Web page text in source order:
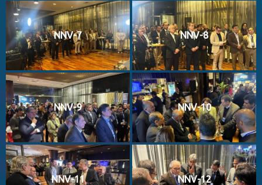
NNV-7 NNV-8
NNV-9 NNV-10
NNV-11 NNV-12